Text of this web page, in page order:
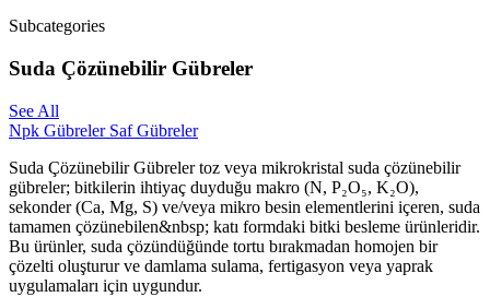
Subcategories
Suda Çözünebilir Gübreler
See All
Npk Gübreler Saf Gübreler
Suda Çözünebilir Gübreler toz veya mikrokristal suda çözünebilir
gübreler; bitkilerin ihtiyaç duyduğu makro (N, P₂O₅, K₂O),
sekonder (Ca, Mg, S) ve/veya mikro besin elementlerini içeren, suda
tamamen çözünebilen&nbsp; katı formdaki bitki besleme ürünleridir.
Bu ürünler, suda çözündüğünde tortu bırakmadan homojen bir
çözelti oluşturur ve damlama sulama, fertigasyon veya yaprak
uygulamaları için uygundur.